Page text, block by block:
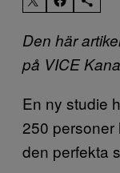
Den här
på VICE
En ny studie
250 personer
den perfekta